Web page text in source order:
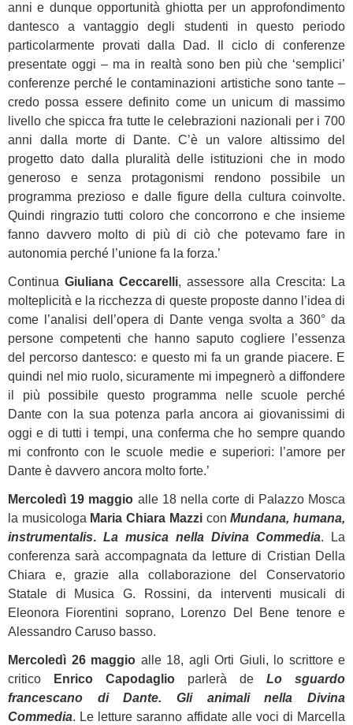
anni e dunque opportunità ghiotta per un approfondimento
dantesco a vantaggio degli studenti in questo periodo
particolarmente provati dalla Dad. Il ciclo di conferenze
presentate oggi – ma in realtà sono ben più che ‘semplici’
conferenze perché le contaminazioni artistiche sono tante –
credo possa essere definito come un unicum di massimo
livello che spicca fra tutte le celebrazioni nazionali per i 700
anni dalla morte di Dante. C’è un valore altissimo del
progetto dato dalla pluralità delle istituzioni che in modo
generoso e senza protagonismi rendono possibile un
programma prezioso e dalle figure della cultura coinvolte.
Quindi ringrazio tutti coloro che concorrono e che insieme
fanno davvero molto di più di ciò che potevamo fare in
autonomia perché l’unione fa la forza.’
Continua Giuliana Ceccarelli, assessore alla Crescita: La
molteplicità e la ricchezza di queste proposte danno l’idea di
come l’analisi dell’opera di Dante venga svolta a 360° da
persone competenti che hanno saputo cogliere l’essenza
del percorso dantesco: e questo mi fa un grande piacere. E
quindi nel mio ruolo, sicuramente mi impegnerò a diffondere
il più possibile questo programma nelle scuole perché
Dante con la sua potenza parla ancora ai giovanissimi di
oggi e di tutti i tempi, una conferma che ho sempre quando
mi confronto con le scuole medie e superiori: l’amore per
Dante è davvero ancora molto forte.’
Mercoledì 19 maggio alle 18 nella corte di Palazzo Mosca
la musicologa Maria Chiara MazziconMundana, humana,
instrumentalis. La musica nella Divina Commedia. La
conferenza sarà accompagnata da letture di Cristian Della
Chiara e, grazie alla collaborazione del Conservatorio
Statale di Musica G. Rossini, da interventi musicali di
Eleonora Fiorentini soprano, Lorenzo Del Bene tenore e
Alessandro Caruso basso.
Mercoledì 26 maggio alle 18, agli Orti Giuli, lo scrittore e
critico
Enrico Capodaglio parlerà de Lo sguardo
francescano di Dante. Gli animali nella Divina
Commedia. Le letture saranno affidate alle voci di Marcella